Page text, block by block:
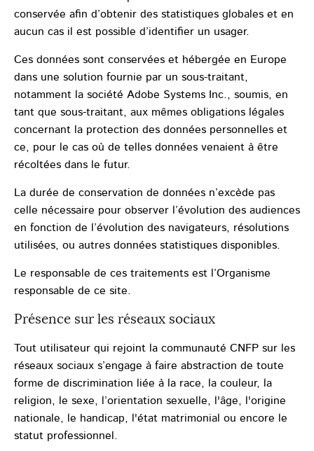
conservée afin d’obtenir des statistiques globales et en
aucun cas il est possible d’identifier un usager.
Ces données sont conservées et hébergée en Europe
dans une solution fournie par un sous-traitant,
notamment la société Adobe Systems Inc., soumis, en
tant que sous-traitant, aux mêmes obligations légales
concernant la protection des données personnelles et
ce, pour le cas où de telles données venaient à être
récoltées dans le futur.
La durée de conservation de données n’excède pas
celle nécessaire pour observer l’évolution des audiences
en fonction de l’évolution des navigateurs, résolutions
utilisées, ou autres données statistiques disponibles.
Le responsable de ces traitements est l’Organisme
responsable de ce site.
Présence sur les réseaux sociaux
Tout utilisateur qui rejoint la communauté CNFP sur les
réseaux sociaux s’engage à faire abstraction de toute
forme de discrimination liée à la race, la couleur, la
religion, le sexe, l’orientation sexuelle, l'âge, l'origine
nationale, le handicap, l'état matrimonial ou encore le
statut professionnel.